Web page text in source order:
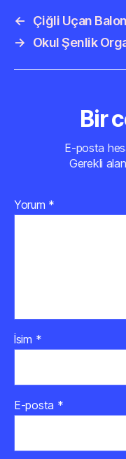
←
Çiğli Uçan
→
Okul Şenlik
Bir
E-posta
Gerekli
Yorum *
İsim *
E-posta *